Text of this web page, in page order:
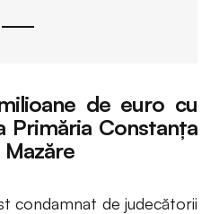
de euro cu
Primăria Constanța
condamnat de judecătorii